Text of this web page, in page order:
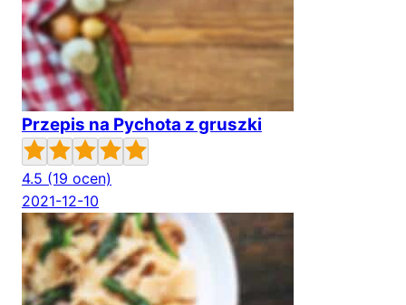
Przepis na Pychota z gruszki
4.5 (19 ocen)
2021-12-10